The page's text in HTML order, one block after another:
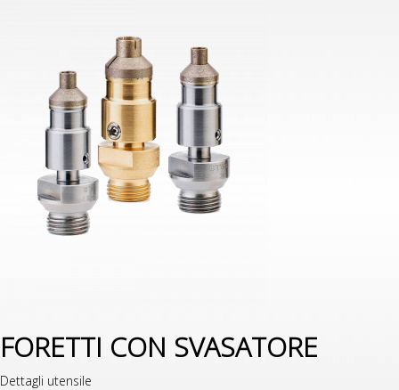
FORETTI CON SVASATORE
Dettagli utensile